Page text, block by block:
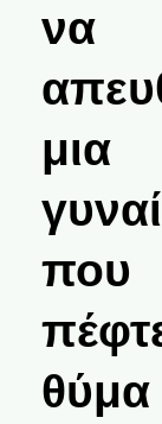
να
μια
που
θύμα